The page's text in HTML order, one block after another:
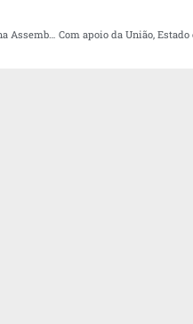
Projeto que atualiza lei de combate ao racismo no Paraná volta a ser debatido na Assembleia